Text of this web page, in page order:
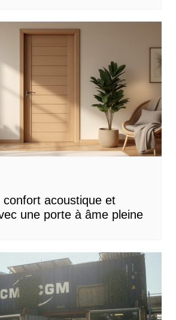
confort acoustique et
une porte à âme pleine